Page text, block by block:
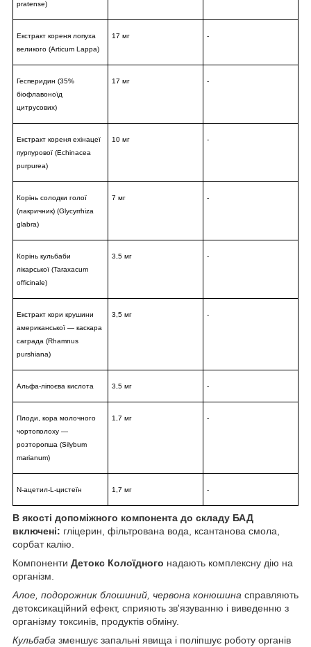
pratense)
Екстракт кореня лопуха
великого (Articum Lappa)
17 мг -
Гесперидин (35%
біофлавоноїд
цитрусових)
17 мг -
Екстракт кореня ехінацеї
пурпурової (Echinacea
purpurea)
10 мг -
Корінь солодки голої
(лакричник) (Glycyrrhiza
glabra)
7 мг -
Корінь кульбаби
лікарської (Taraxacum
officinale)
3,5 мг -
Екстракт кори крушини
американської ― каскара
саграда (Rhamnus
purshiana)
3,5 мг -
Альфа-ліпоєва кислота 3,5 мг -
Плоди, кора молочного
чортополоху ―
розторопша (Silybum
marianum)
1,7 мг -
N-ацетил-L-цистеїн 1,7 мг -
В якості допоміжного компонента до складу БАД
включені: гліцерин, фільтрована вода, ксантанова смола,
сорбат калію.
Компоненти Детокс Колоїдного надають комплексну дію на
організм.
Алое, подорожник блошиний, червона конюшина справляють
детоксикаційний ефект, сприяють зв'язуванню і виведенню з
організму токсинів, продуктів обміну.
Кульбаба зменшує запальні явища і поліпшує роботу органів